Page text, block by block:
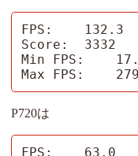
FPS:    132.3
Score:  3332
Min FPS:
Max FPS:
P720は
FPS:    63.0